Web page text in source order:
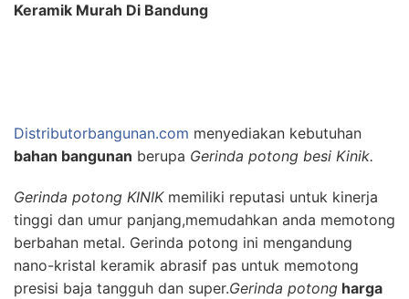
Keramik Murah Di Bandung
Distributorbangunan.com menyediakan kebutuhan
bahan bangunan berupa Gerinda potong besi Kinik.
Gerinda potong KINIKmemiliki reputasi untuk kinerja
tinggi dan umur panjang,memudahkan anda memotong
berbahan metal. Gerinda potong ini mengandung
nano-kristal keramik abrasif pas untuk memotong
presisi baja tangguh dan super.Gerinda potong harga